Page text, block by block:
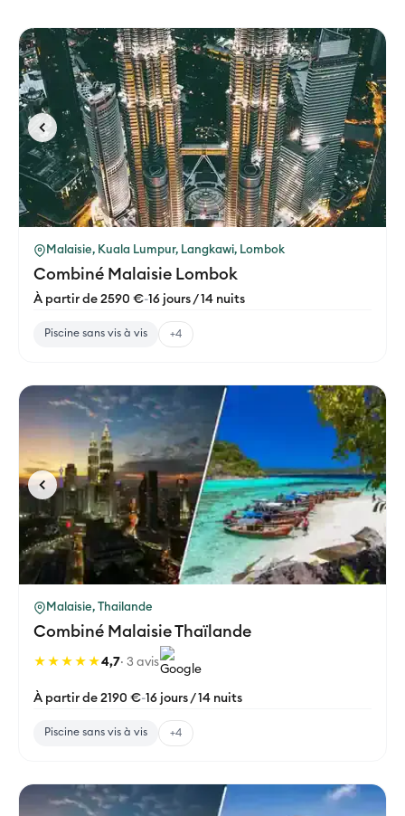
Malaisie, Kuala Lumpur, Langkawi, Lombok
Combiné Malaisie Lombok
À partir de 2590 €-16 jours / 14 nuits
Piscine sans vis à vis +4
Malaisie, Thailande
Combiné Malaisie Thaïlande
★★★★★4,7· 3 avis
À partir de 2190 €-16 jours / 14 nuits
Piscine sans vis à vis +4